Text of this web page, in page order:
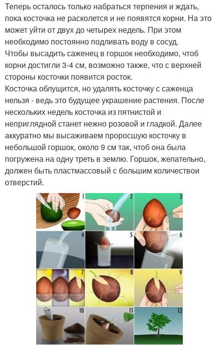
Теперь осталось только набраться терпения и ждать,
пока косточка не расколется и не появятся корни. На это
может уйти от двух до четырех недель. При этом
необходимо постоянно подливать воду в сосуд.
Чтобы высадить саженец в горшок необходимо, чтоб
корни достигли 3-4 см, возможно также, что с верхней
стороны косточки появится росток.
Косточка облущится, но удалять косточку с саженца
нельзя - ведь это будущее украшение растения. После
нескольких недель косточка из пятнистой и
неприглядной станет нежно розовой и гладкой. Далее
аккуратно мы высаживаем проросшую косточку в
небольшой горшок, около 9 см так, чтоб она была
погружена на одну треть в землю. Горшок, желательно,
должен быть пластмассовый с большим количествои
отверстий.